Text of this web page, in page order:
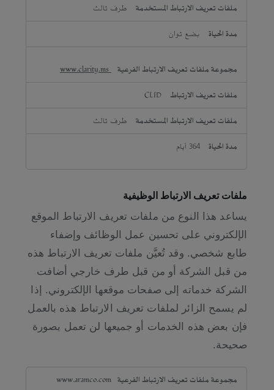
طرف ثالث
بضع ثوان
CLID
طرف ثالث
364 أيام
ملفات تعريف الارتباط الوظيفية
يساعد هذا النوع من ملفات تعريف الارتباط الموقع
الإلكتروني على تحسين عمل الوظائف وإضفاء
طابع شخصي. وقد تُعيَّن ملفات تعريف الارتباط هذه
من قبل الشركة أو من قبل طرف خارجي أضافت
الشركة خدماته إلى صفحات موقعها الإلكتروني. إذا
لم يسمح الزائر لملفات تعريف الارتباط هذه بالعمل
فإن بعض هذه الخدمات أو جميعها لن تعمل بصورة
صحيحة.
تعريف
www.aramco.com